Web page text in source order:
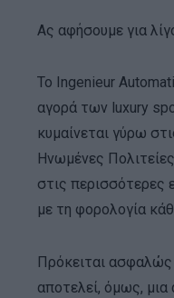
Ας αφήσουμε για
Το Ingenieur
αγορά των luxury
κυμαίνεται γύρω
Ηνωμένες
στις περισσότερες
με τη φορολογία
Πρόκειται ασφαλώς
αποτελεί, όμως,